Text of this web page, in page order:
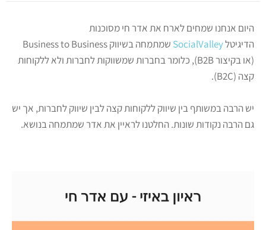
היום אנחנו שמחים לארח את אדר חי מסוכנות
הדיגיטלSocialValley
שמתמחה בשיווק Business to Business
(או בקיצור B2B), כלומר בחברות שמשווקות לחברות ולא ללקוחות
קצה (B2C).
יש הרבה במשותף בין שיווק ללקוחות קצה לבין שיווק לחברות, אך יש
גם הרבה נקודות שונות. החלטנו לראיין את אדר שמתמחה בנושא.